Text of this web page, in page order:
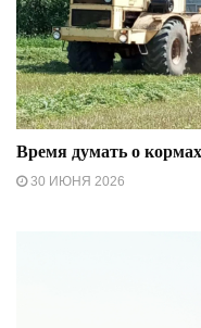
Время думать о кормах
30 ИЮНЯ 2026